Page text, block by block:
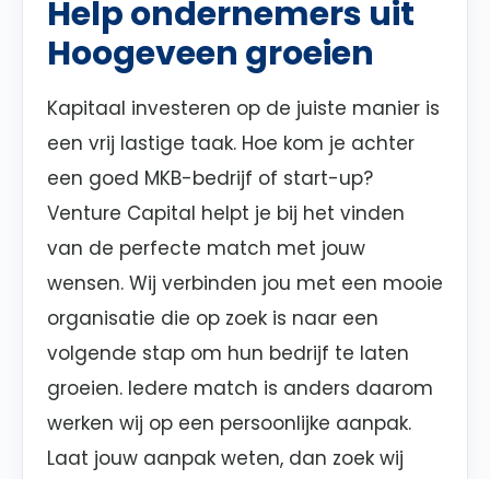
Help ondernemers uit
Hoogeveen groeien
Kapitaal investeren op de juiste manier is
een vrij lastige taak. Hoe kom je achter
een goed MKB-bedrijf of start-up?
Venture Capital helpt je bij het vinden
van de perfecte match met jouw
wensen. Wij verbinden jou met een mooie
organisatie die op zoek is naar een
volgende stap om hun bedrijf te laten
groeien. Iedere match is anders daarom
werken wij op een persoonlijke aanpak.
Laat jouw aanpak weten, dan zoek wij